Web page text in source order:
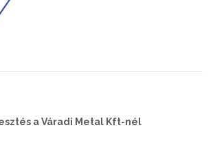
a Váradi Metal Kft-nél